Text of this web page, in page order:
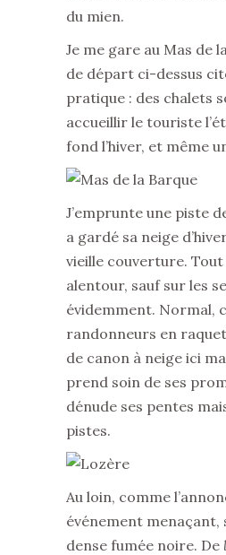
du mien.
Je me gare au Mas de
de départ ci-dessus
pratique : des chalets
accueillir le touriste
fond l’hiver, et même
J’emprunte une piste
a gardé sa neige
vieille couverture.
alentour, sauf sur les
évidemment. Normal,
randonneurs en
de canon à neige ici
prend soin de ses
dénude ses pentes
pistes.
Au loin, comme
événement menaçant,
dense fumée noire. De